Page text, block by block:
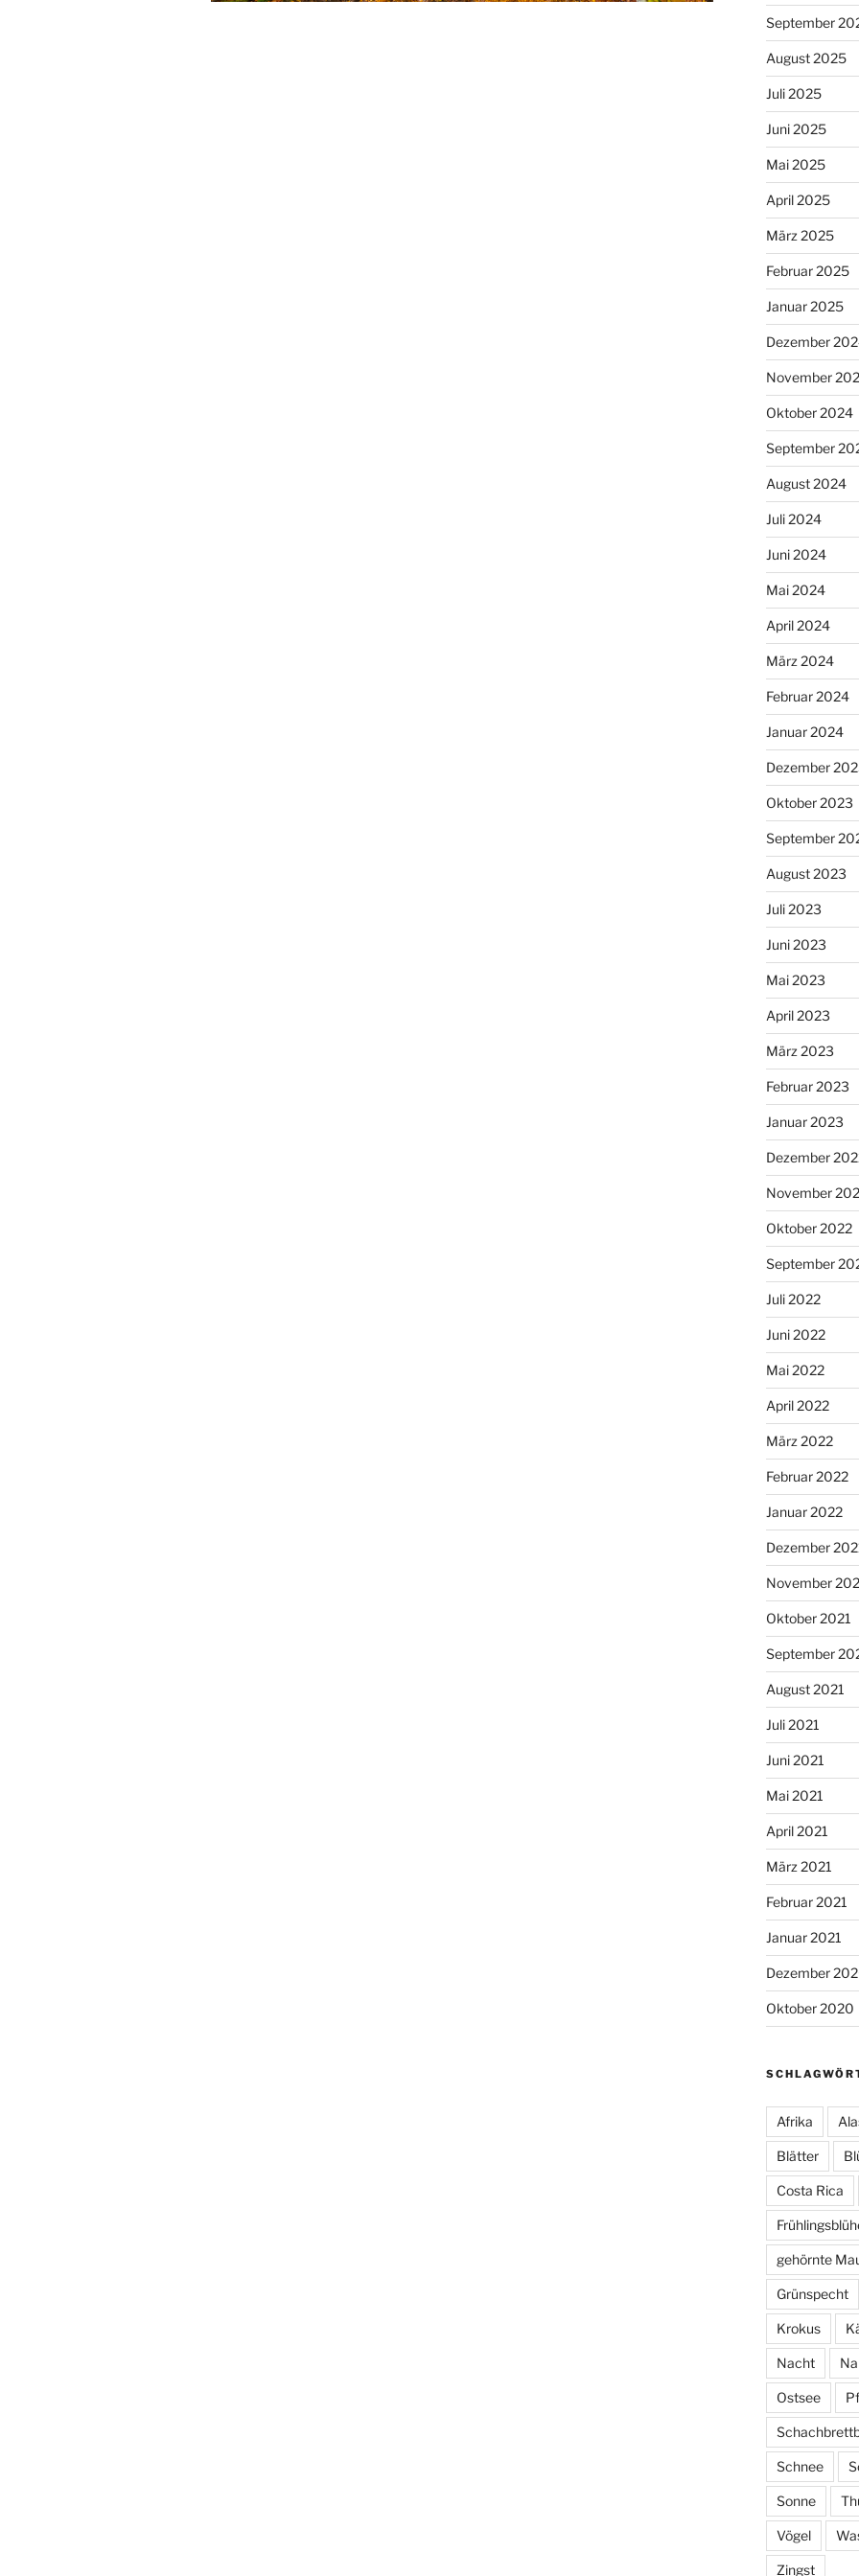
September
August 2025
Juli 2025
Juni 2025
Mai 2025
April 2025
März 2025
Februar 2025
Januar 2025
Dezember
November
Oktober 2024
September
August 2024
Juli 2024
Juni 2024
Mai 2024
April 2024
März 2024
Februar 2024
Januar 2024
Dezember
Oktober 2023
September
August 2023
Juli 2023
Juni 2023
Mai 2023
April 2023
März 2023
Februar 2023
Januar 2023
Dezember
November
Oktober 2022
September
Juli 2022
Juni 2022
Mai 2022
April 2022
März 2022
Februar 2022
Januar 2022
Dezember
November
Oktober 2021
September
August 2021
Juli 2021
Juni 2021
Mai 2021
April 2021
März 2021
Februar 2021
Januar 2021
Dezember
Oktober 2020
Afrika
Blätter
Costa Rica
gehörnte
Grünspecht
Krokus
Nacht
Ostsee
Schnee
Sonne
Vögel
Zingst